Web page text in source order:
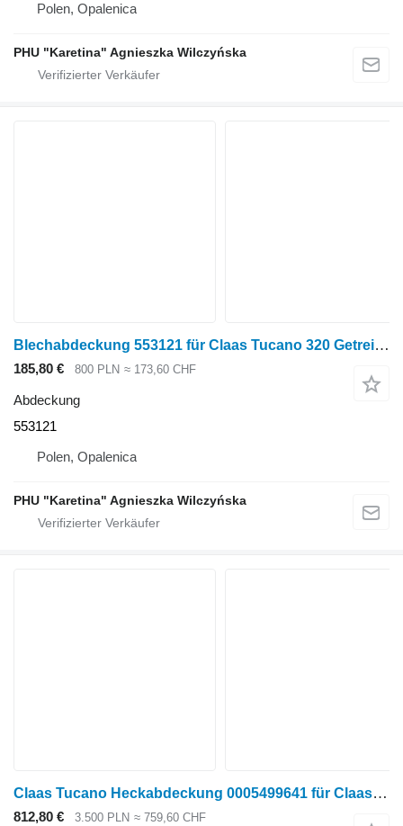
Polen, Opalenica
PHU "Karetina" Agnieszka Wilczyńska
Blechabdeckung 553121 für Claas Tucano 320 Getreideernter
185,80 € 800 PLN ≈ 173,60 CHF
Abdeckung
553121
Polen, Opalenica
PHU "Karetina" Agnieszka Wilczyńska
Claas Tucano Heckabdeckung 0005499641 für Claas Tucano Getreideernter
812,80 € 3.500 PLN ≈ 759,60 CHF